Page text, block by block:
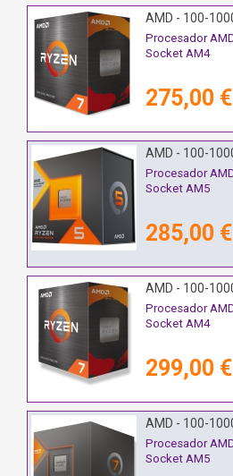
AMD - 100-
Procesador
Socket AM4
275,00 €
AMD - 100-
Procesador
Socket AM5
285,00 €
AMD - 100-
Procesador
Socket AM4
299,00 €
AMD - 100-
Procesador
Socket AM5